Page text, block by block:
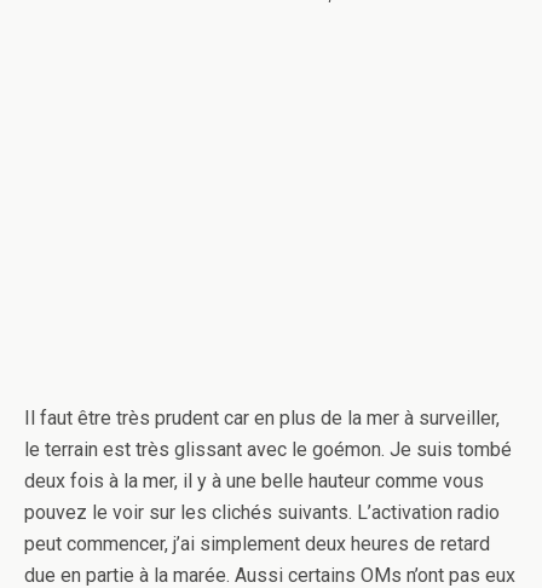
Il faut être très prudent car en plus de la mer à surveiller,
le terrain est très glissant avec le goémon. Je suis tombé
deux fois à la mer, il y à une belle hauteur comme vous
pouvez le voir sur les clichés suivants. L’activation radio
peut commencer, j’ai simplement deux heures de retard
due en partie à la marée. Aussi certains OMs n’ont pas eux